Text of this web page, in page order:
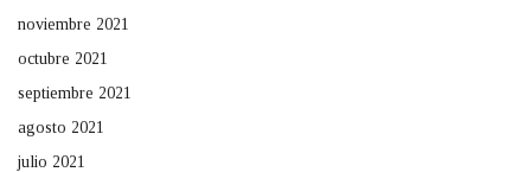
noviembre 2021
octubre 2021
septiembre 2021
agosto 2021
julio 2021